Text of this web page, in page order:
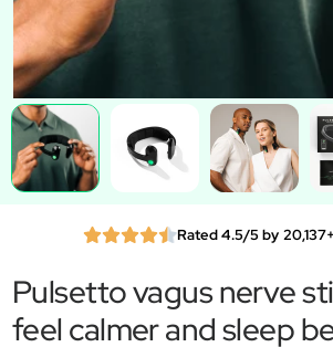
Rated 4.5/5 by
Pulsetto vagus nerve
feel calmer and sleep